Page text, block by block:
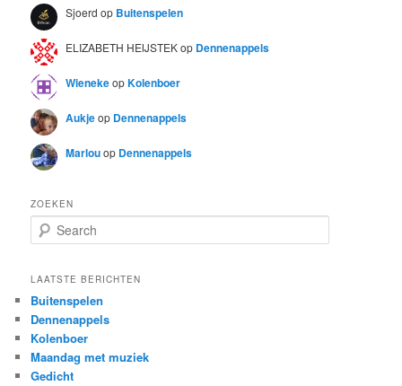
Sjoerd op Buitenspelen
ELIZABETH HEIJSTEKop Dennenappels
WienekeopKolenboer
Aukjeop Dennenappels
Marlouop Dennenappels
ZOEKEN
e
r
h
LAATSTE BERICHTEN
Buitenspelen
Dennenappels
Kolenboer
Maandag met muziek
Gedicht